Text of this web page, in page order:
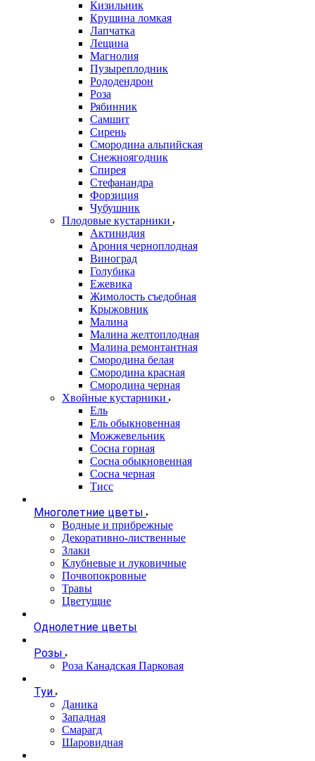
Кизильник
Крушина ломкая
Лапчатка
Лещина
Магнолия
Пузыреплодник
Рододендрон
Роза
Рябинник
Самшит
Сирень
Смородина альпийская
Снежноягодник
Спирея
Стефанандра
Форзиция
Чубушник
Плодовые кустарники
Актинидия
Арония черноплодная
Виноград
Голубика
Ежевика
Жимолость съедобная
Крыжовник
Малина
Малина желтоплодная
Малина ремонтантная
Смородина белая
Смородина красная
Смородина черная
Хвойные кустарники
Ель
Ель обыкновенная
Можжевельник
Сосна горная
Сосна обыкновенная
Сосна черная
Тисс
Многолетние цветы
Водные и прибрежные
Декоративно-лиственные
Злаки
Клубневые и луковичные
Почвопокровные
Травы
Цветущие
Однолетние цветы
Розы
Роза Канадская Парковая
Туи
Даника
Западная
Смарагд
Шаровидная